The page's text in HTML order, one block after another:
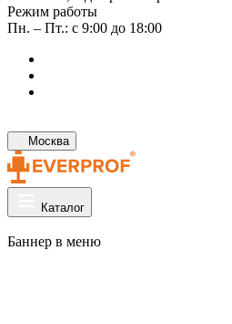
Режим работы
Пн. – Пт.: с 9:00 до 18:00
Москва
Каталог
Баннер в меню